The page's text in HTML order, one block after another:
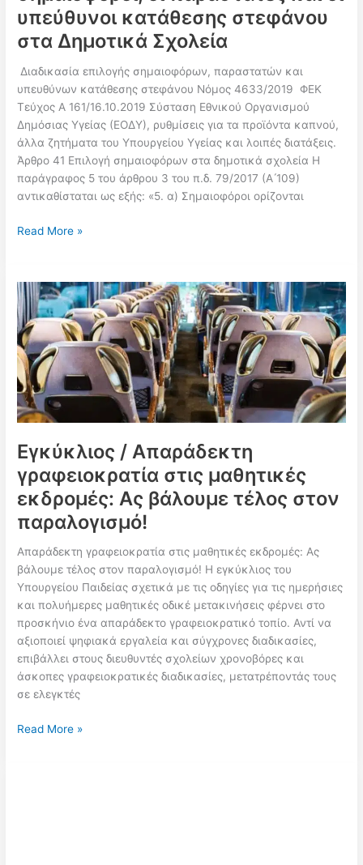
υπεύθυνοι κατάθεσης στεφάνου
στα Δημοτικά Σχολεία
Διαδικασία επιλογής σημαιοφόρων, παραστατών και
υπευθύνων κατάθεσης στεφάνου Νόμος 4633/2019 ΦΕΚ
Τεύχος A 161/16.10.2019 Σύσταση Εθνικού Οργανισμού
Δημόσιας Υγείας (ΕΟΔΥ), ρυθμίσεις για τα προϊόντα καπνού,
άλλα ζητήματα του Υπουργείου Υγείας και λοιπές διατάξεις.
Άρθρο 41 Επιλογή σημαιοφόρων στα δημοτικά σχολεία Η
παράγραφος 5 του άρθρου 3 του π.δ. 79/2017 (Α ́109)
αντικαθίσταται ως εξής: «5. α) Σημαιοφόροι ορίζονται
Παρελάσεις:
οι
σημαιοφόροι,
οι
παραστάτες
και
οι
υπεύθυνοι
κατάθεσης
στεφάνου
στα
Δημοτικά
Σχολεία
Read More »
Εγκύκλιος / Απαράδεκτη
γραφειοκρατία στις μαθητικές
εκδρομές: Ας βάλουμε τέλος στον
παραλογισμό!
Απαράδεκτη γραφειοκρατία στις μαθητικές εκδρομές: Ας
βάλουμε τέλος στον παραλογισμό! Η εγκύκλιος του
Υπουργείου Παιδείας σχετικά με τις οδηγίες για τις ημερήσιες
και πολυήμερες μαθητικές οδικέ μετακινήσεις φέρνει στο
προσκήνιο ένα απαράδεκτο γραφειοκρατικό τοπίο. Αντί να
αξιοποιεί ψηφιακά εργαλεία και σύγχρονες διαδικασίες,
επιβάλλει στους διευθυντές σχολείων χρονοβόρες και
άσκοπες γραφειοκρατικές διαδικασίες, μετατρέποντάς τους
σε ελεγκτές
Εγκύκλιος
Read More »